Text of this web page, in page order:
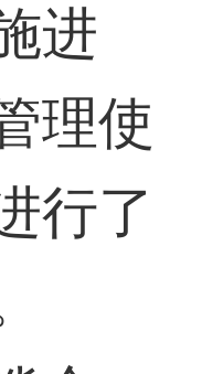
进
理使
行了